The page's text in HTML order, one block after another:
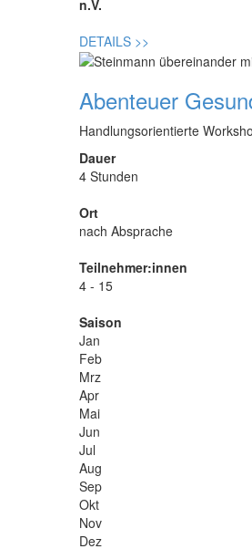
n.V.
DETAILS >>
Abenteuer
Handlungsorientierte
Dauer
4 Stunden
Ort
nach Absprache
Teilnehmer:innen
4 - 15
Saison
Jan
Feb
Mrz
Apr
Mai
Jun
Jul
Aug
Sep
Okt
Nov
Dez